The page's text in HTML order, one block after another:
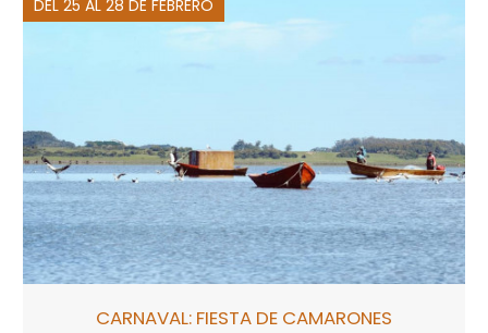
DEL 25 AL 28 DE FEBRERO
CARNAVAL: FIESTA DE CAMARONES